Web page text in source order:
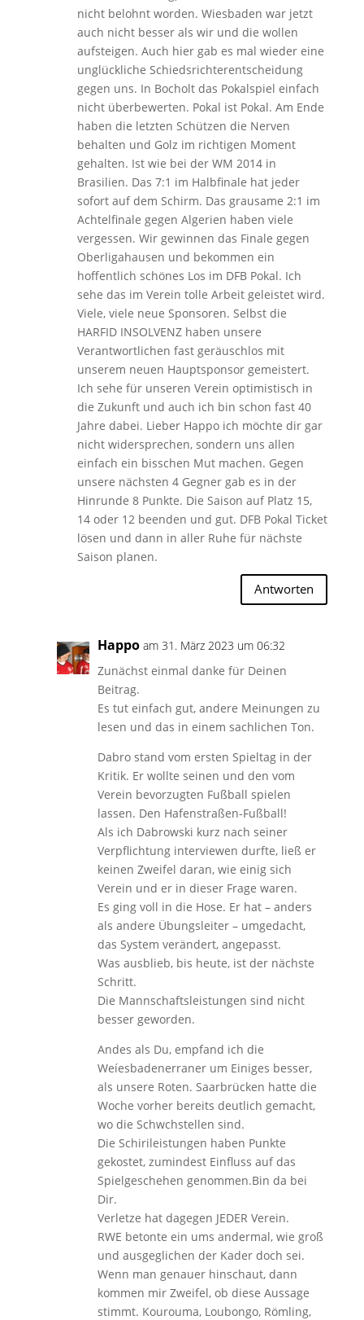
nicht belohnt worden. Wiesbaden war jetzt
auch nicht besser als wir und die wollen
aufsteigen. Auch hier gab es mal wieder eine
unglückliche Schiedsrichterentscheidung
gegen uns. In Bocholt das Pokalspiel einfach
nicht überbewerten. Pokal ist Pokal. Am Ende
haben die letzten Schützen die Nerven
behalten und Golz im richtigen Moment
gehalten. Ist wie bei der WM 2014 in
Brasilien. Das 7:1 im Halbfinale hat jeder
sofort auf dem Schirm. Das grausame 2:1 im
Achtelfinale gegen Algerien haben viele
vergessen. Wir gewinnen das Finale gegen
Oberligahausen und bekommen ein
hoffentlich schönes Los im DFB Pokal. Ich
sehe das im Verein tolle Arbeit geleistet wird.
Viele, viele neue Sponsoren. Selbst die
HARFID INSOLVENZ haben unsere
Verantwortlichen fast geräuschlos mit
unserem neuen Hauptsponsor gemeistert.
Ich sehe für unseren Verein optimistisch in
die Zukunft und auch ich bin schon fast 40
Jahre dabei. Lieber Happo ich möchte dir gar
nicht widersprechen, sondern uns allen
einfach ein bisschen Mut machen. Gegen
unsere nächsten 4 Gegner gab es in der
Hinrunde 8 Punkte. Die Saison auf Platz 15,
14 oder 12 beenden und gut. DFB Pokal Ticket
lösen und dann in aller Ruhe für nächste
Saison planen.
Antworten
Happo am 31. März 2023 um 06:32
Zunächst einmal danke für Deinen
Beitrag.
Es tut einfach gut, andere Meinungen zu
lesen und das in einem sachlichen Ton.
Dabro stand vom ersten Spieltag in der
Kritik. Er wollte seinen und den vom
Verein bevorzugten Fußball spielen
lassen. Den Hafenstraßen-Fußball!
Als ich Dabrowski kurz nach seiner
Verpflichtung interviewen durfte, ließ er
keinen Zweifel daran, wie einig sich
Verein und er in dieser Frage waren.
Es ging voll in die Hose. Er hat – anders
als andere Übungsleiter – umgedacht,
das System verändert, angepasst.
Was ausblieb, bis heute, ist der nächste
Schritt.
Die Mannschaftsleistungen sind nicht
besser geworden.
Andes als Du, empfand ich die
Weíesbadenerraner um Einiges besser,
als unsere Roten. Saarbrücken hatte die
Woche vorher bereits deutlich gemacht,
wo die Schwchstellen sind.
Die Schirileistungen haben Punkte
gekostet, zumindest Einfluss auf das
Spielgeschehen genommen.Bin da bei
Dir.
Verletze hat dagegen JEDER Verein.
RWE betonte ein ums andermal, wie groß
und ausgeglichen der Kader doch sei.
Wenn man genauer hinschaut, dann
kommen mir Zweifel, ob diese Aussage
stimmt. Kourouma, Loubongo, Römling,